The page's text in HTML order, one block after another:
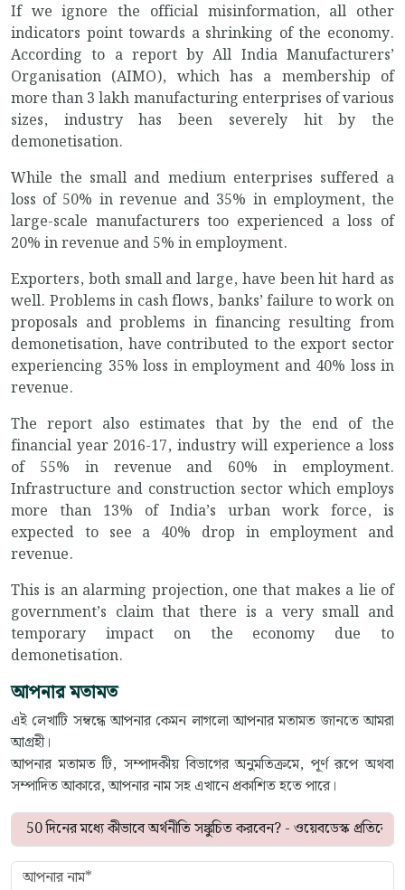
If we ignore the official misinformation, all other
indicators point towards a shrinking of the economy.
According to a report by All India Manufacturers’
Organisation (AIMO), which has a membership of
more than 3 lakh manufacturing enterprises of various
sizes, industry has been severely hit by the
demonetisation.
While the small and medium enterprises suffered a
loss of 50% in revenue and 35% in employment, the
large-scale manufacturers too experienced a loss of
20% in revenue and 5% in employment.
Exporters, both small and large, have been hit hard as
well. Problems in cash flows, banks’ failure to work on
proposals and problems in financing resulting from
demonetisation, have contributed to the export sector
experiencing 35% loss in employment and 40% loss in
revenue.
The report also estimates that by the end of the
financial year 2016-17, industry will experience a loss
of 55% in revenue and 60% in employment.
Infrastructure and construction sector which employs
more than 13% of India’s urban work force, is
expected to see a 40% drop in employment and
revenue.
This is an alarming projection, one that makes a lie of
government’s claim that there is a very small and
temporary impact on the economy due to
demonetisation.
আপনার মতামত
এই লেখাটি সম্বন্ধে আপনার কেমন লাগলো আপনার মতামত জানতে আমরা
আগ্রহী।
আপনার মতামত টি, সম্পাদকীয় বিভাগের অনুমতিক্রমে, পূর্ণ রূপে অথবা
সম্পাদিত আকারে, আপনার নাম সহ এখানে প্রকাশিত হতে পারে।